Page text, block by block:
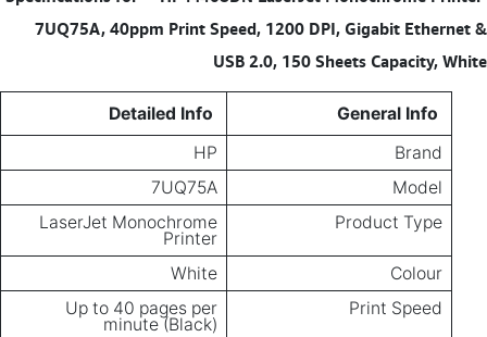
7UQ75A, 40ppm Print Speed, 1200 DPI, Gigabit Ethernet &
USB 2.0, 150 Sheets Capacity, White
General Info
Detailed Info
Brand
HP
Model
7UQ75A
Product Type
LaserJet Monochrome
Printer
Colour
White
Print Speed
Up to 40 pages per
minute (Black)